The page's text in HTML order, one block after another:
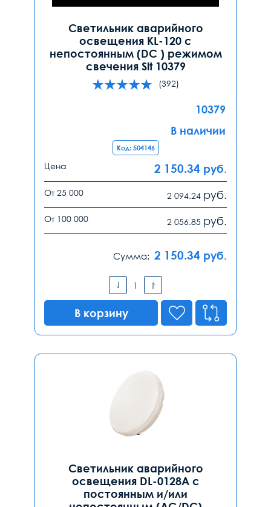
Светильник аварийного
освещения KL-120 с
непостоянным (DC ) режимом
свечения Slt 10379
(392)
10379
В наличии
Код: 504146
Цена 2 150.34 руб.
От 25 000 2 094.24 руб.
От 100 000 2 056.85 руб.
Сумма: 2 150.34 руб.
В корзину
Светильник аварийного
освещения DL-0128A с
постоянным и/или